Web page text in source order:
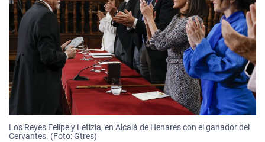
Los Reyes Felipe y Letizia, en Alcalá de Henares con el ganador del
Cervantes. (Foto: Gtres)